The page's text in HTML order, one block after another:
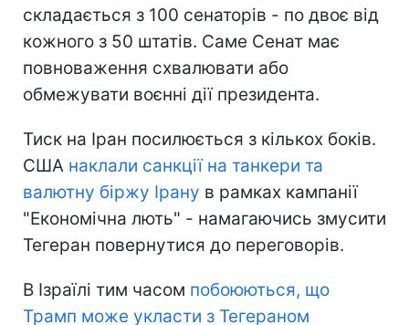
складається з 100 сенаторів - по двоє від
кожного з 50 штатів. Саме Сенат має
повноваження схвалювати або
обмежувати воєнні дії президента.
Тиск на Іран посилюється з кількох боків.
США наклали санкції на танкери та
валютну біржу Ірану в рамках кампанії
"Економічна лють" - намагаючись змусити
Тегеран повернутися до переговорів.
В Ізраїлі тим часом побоюються, що
Трамп може укласти з Тегераном